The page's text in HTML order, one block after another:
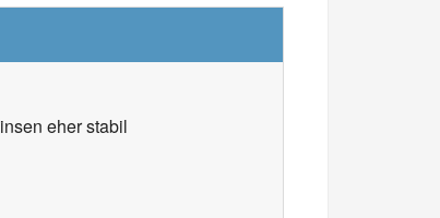
eher stabil